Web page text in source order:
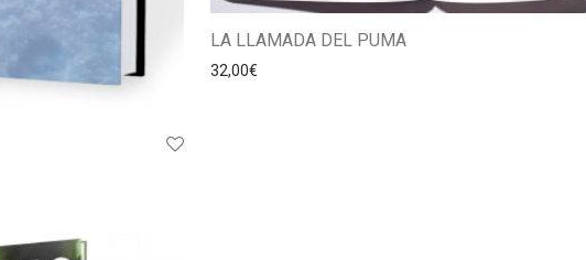
LA LLAMADA DEL PUMA
32,00€